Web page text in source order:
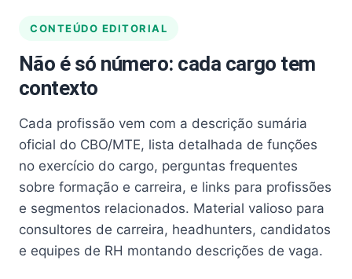
CONTEÚDO EDITORIAL
Não é só número: cada cargo tem
contexto
Cada profissão vem com a descrição sumária
oficial do CBO/MTE, lista detalhada de funções
no exercício do cargo, perguntas frequentes
sobre formação e carreira, e links para profissões
e segmentos relacionados. Material valioso para
consultores de carreira, headhunters, candidatos
e equipes de RH montando descrições de vaga.